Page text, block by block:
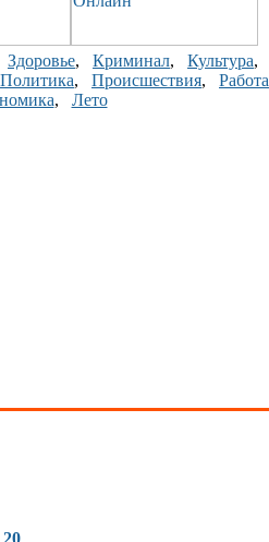
Здоровье, Криминал, Культура,
Политика, Происшествия, Работа
, Лето
20